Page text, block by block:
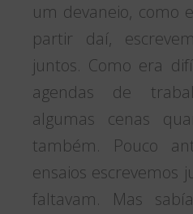
um devaneio, como
partir daí,
juntos. Como era
agendas de
algumas cenas
também. Pouco
ensaios escrevemos
faltavam. Mas